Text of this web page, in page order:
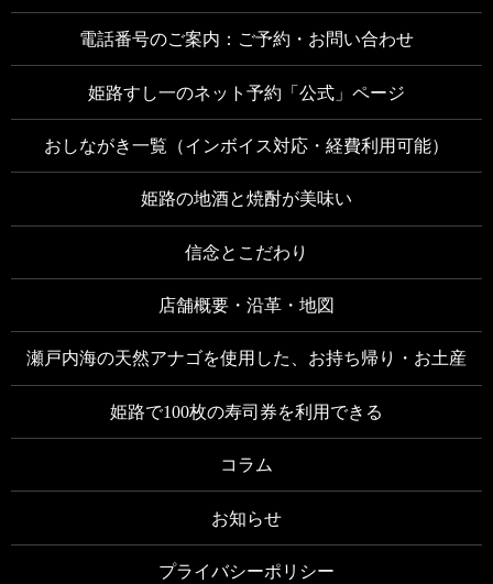
電話番号のご案内：ご予約・お問い合わせ
姫路すし一のネット予約「公式」ページ
おしながき一覧（インボイス対応・経費利用可能）
姫路の地酒と焼酎が美味い
信念とこだわり
店舗概要・沿革・地図
瀬戸内海の天然アナゴを使用した、お持ち帰り・お土産
姫路で100枚の寿司券を利用できる
コラム
お知らせ
プライバシーポリシー